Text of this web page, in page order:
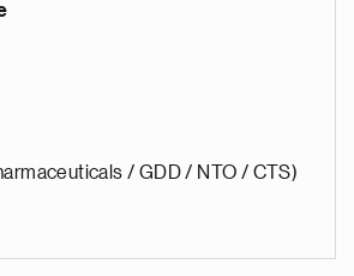
/ GDD / NTO / CTS)